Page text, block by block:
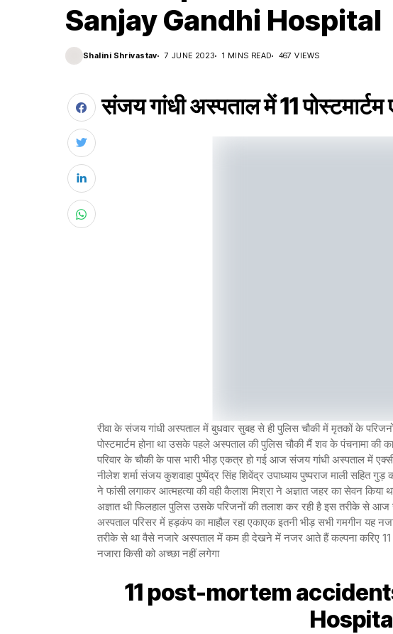
Sanjay Gandhi Hospital
Shalini Shrivastav 7 JUNE 2023 1 MINS READ 467 VIEWS
संजय गांधी अस्पताल में 11
रीवा के संजय गांधी अस्पताल में बुधवार सुबह से ही पुलिस चौकी में मृतकों के
पोस्टमार्टम होना था उसके पहले अस्पताल की पुलिस चौकी मैं शव के पंचनामा की
परिवार के चौकी के पास भारी भीड़ एकत्र हो गई आज संजय गांधी अस्पताल में
नीलेश शर्मा संजय कुशवाहा पुष्पेंद्र सिंह शिवेंद्र उपाध्याय पुष्पराज माली सहित
ने फांसी लगाकर आत्महत्या की वही कैलाश मिश्रा ने अज्ञात जहर का सेवन किया
अज्ञात थी फिलहाल पुलिस उसके परिजनों की तलाश कर रही है इस तरीके से आज
अस्पताल परिसर में हड़कंप का माहौल रहा एकाएक इतनी भीड़ सभी गमगीन यह
तरीके से था वैसे नजारे अस्पताल में कम ही देखने में नजर आते हैं कल्पना करिए 11
नजारा किसी को अच्छा नहीं लगेगा
11 post-mortem